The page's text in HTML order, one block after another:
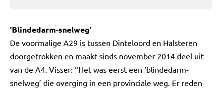
‘Blindedarm-snelweg’
De voormalige A29 is tussen Dinteloord en Halsteren
doorgetrokken en maakt sinds november 2014 deel uit
van de A4. Visser: “Het was eerst een ‘blindedarm-
snelweg’ die overging in een provinciale weg. Er reden